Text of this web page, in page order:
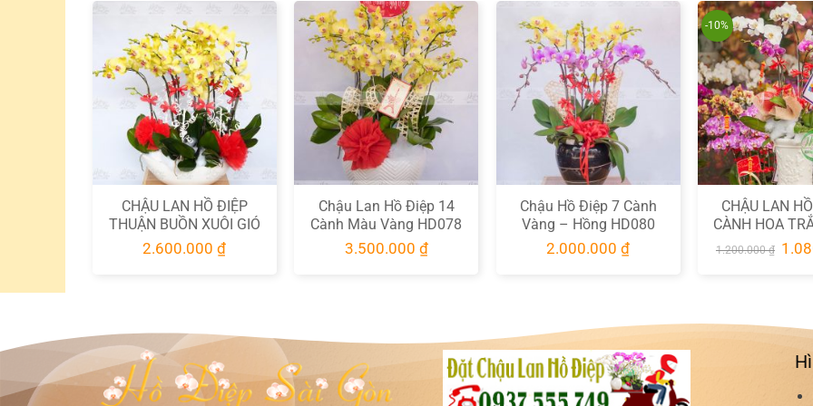
CHẬU LAN HỒ ĐIỆP
THUẬN BUỒN XUÔI GIÓ
24K9999 HD081
2.600.000₫
Chậu Lan Hồ Điệp 14
Cành Màu Vàng HD078
3.500.000 ₫
Chậu Hồ Điệp 7 Cành
Vàng – Hồng HD080
2.000.000₫
-10%
CHẬU LAN
CÀNH HOA
SỌC
1.200.000₫ Giá
gốc